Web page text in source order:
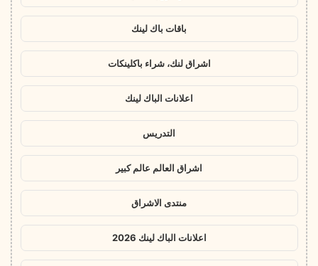
باقات باك لينك
اشراق لنك، شراء باكلينكات
اعلانات الباك لينك
التدريس
اشراق العالم عالم كبير
منتدى الاشراق
اعلانات الباك لينك 2026